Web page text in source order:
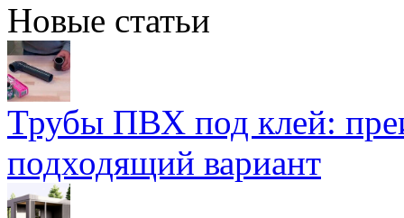
Новые статьи
Трубы ПВХ под клей:
подходящий вариант